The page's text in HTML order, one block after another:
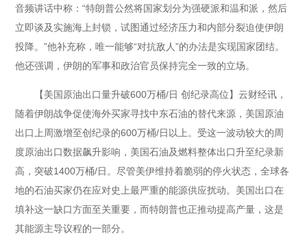
音频讲话中称：“特朗普公然将国家划分为强硬派和温和派，然后
立即谈及实施海上封锁，试图通过经济压力和内部分裂迫使伊朗
投降。”他补充称，唯一能够“对抗敌人”的办法是实现国家团结。
他还强调，伊朗的军事和政治官员保持完全一致的立场。
【美国原油出口量升破600万桶/日 创纪录高位】云财经讯，
随着伊朗战争促使海外买家寻找中东石油的替代来源，美国原油
出口上周激增至创纪录的600万桶/日以上。受这一波动较大的周
度原油出口数据飙升影响，美国石油及燃料整体出口升至纪录新
高，突破1400万桶/日。尽管美伊维持着脆弱的停火状态，全球各
地的石油买家仍在应对史上最严重的能源供应扰动。美国出口在
填补这一缺口方面至关重要，而特朗普也正推动提高产量，这是
其能源主导议程的一部分。